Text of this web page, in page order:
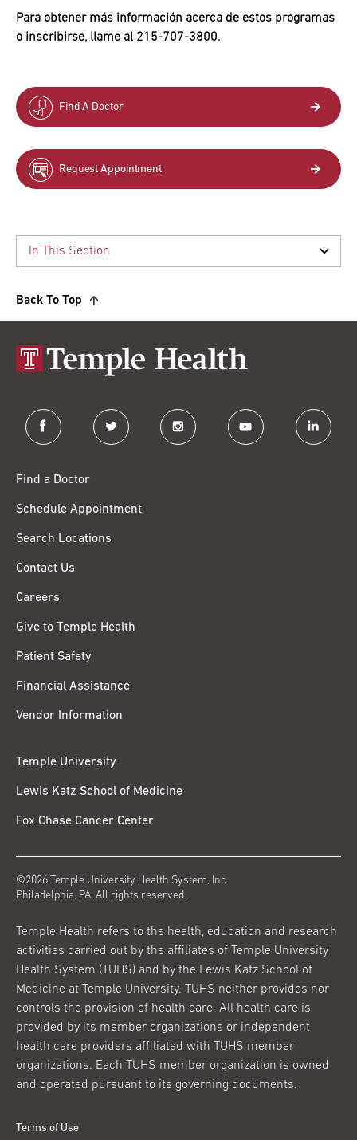
Para obtener más información acerca de estos programas
o inscribirse, llame al 215-707-3800.
Find A Doctor
Request Appointment
Back To Top
facebook twitter instagram youtube linkedin
Find a Doctor
Schedule Appointment
Search Locations
Contact Us
Careers
Give to Temple Health
Patient Safety
Financial Assistance
Vendor Information
Temple University
Lewis Katz School of Medicine
Fox Chase Cancer Center
©2026 Temple University Health System, Inc.
Philadelphia, PA. All rights reserved.
Temple Health refers to the health, education and research
activities carried out by the affiliates of Temple University
Health System (TUHS) and by the Lewis Katz School of
Medicine at Temple University. TUHS neither provides nor
controls the provision of health care. All health care is
provided by its member organizations or independent
health care providers affiliated with TUHS member
organizations. Each TUHS member organization is owned
and operated pursuant to its governing documents.
Terms of Use